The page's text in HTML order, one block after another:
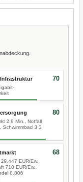
70
2,9 Min., Notfall
Schwimmbad 3,3
80
EUR/Ew.,
710 EUR/Ew.,
8.806
68